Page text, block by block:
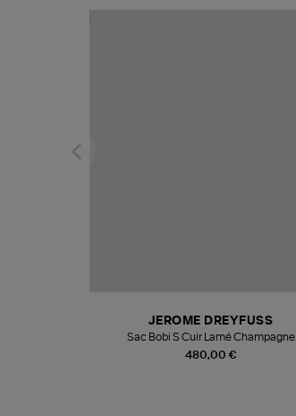
480,00 €
JEROME DREYFUSS
Sac Bobi S Cuir Lamé Champagne